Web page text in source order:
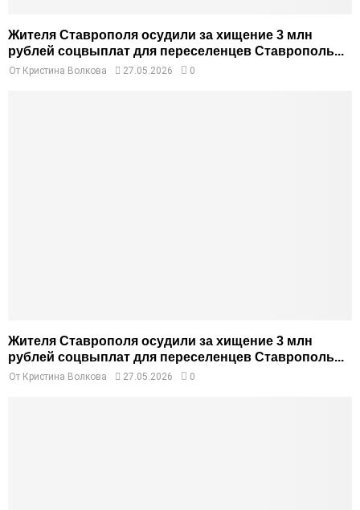
Жителя Ставрополя осудили за хищение 3 млн
рублей соцвыплат для переселенцев Ставрополь...
От Кристина Волкова 27.05.2026 0
Жителя Ставрополя осудили за хищение 3 млн
рублей соцвыплат для переселенцев Ставрополь...
От Кристина Волкова 27.05.2026 0